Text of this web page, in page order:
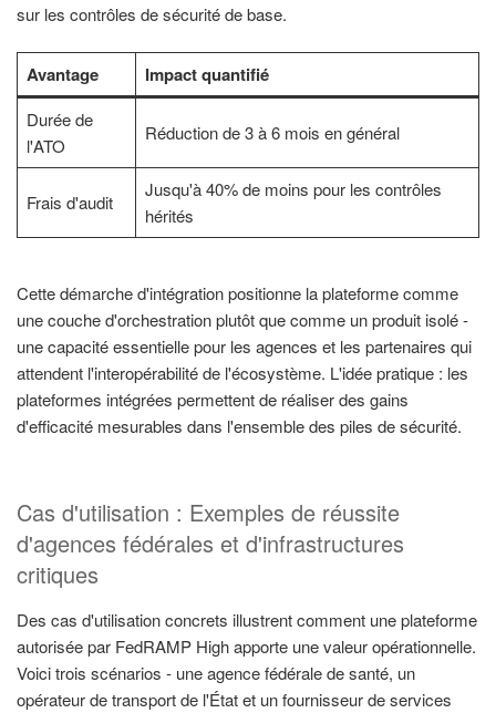
sur les contrôles de sécurité de base.
Avantage Impact quantifié
Durée de
l'ATO
Réduction de 3 à 6 mois en général
Frais d'audit
Jusqu'à 40% de moins pour les contrôles
hérités
Cette démarche d'intégration positionne la plateforme comme
une couche d'orchestration plutôt que comme un produit isolé -
une capacité essentielle pour les agences et les partenaires qui
attendent l'interopérabilité de l'écosystème. L'idée pratique : les
plateformes intégrées permettent de réaliser des gains
d'efficacité mesurables dans l'ensemble des piles de sécurité.
Cas d'utilisation : Exemples de réussite
d'agences fédérales et d'infrastructures
critiques
Des cas d'utilisation concrets illustrent comment une plateforme
autorisée par FedRAMP High apporte une valeur opérationnelle.
Voici trois scénarios - une agence fédérale de santé, un
opérateur de transport de l'État et un fournisseur de services